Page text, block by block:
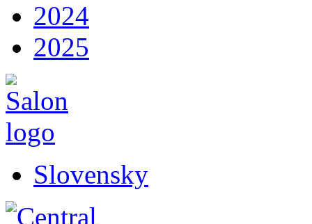
2024
2025
Slovensky